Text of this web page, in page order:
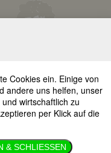
Cookies ein. Einige von
andere uns helfen, unser
wirtschaftlich zu
per Klick auf die
SCHLIESSEN